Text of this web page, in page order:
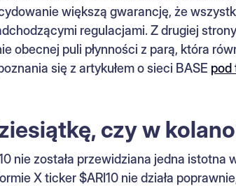
większą gwarancję, że
regulacjami. Z drugiej
obecnej puli płynności z parą, która
się z artykułem o sieci BASE pod
czy w
nie została przewidziana jedna istotna
X ticker $ARI10 nie działa